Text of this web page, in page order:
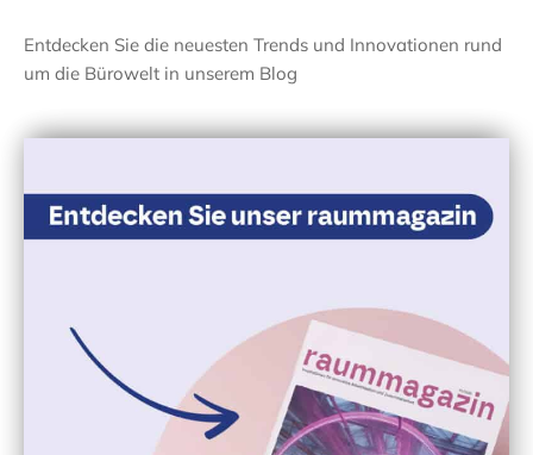
Entdecken Sie die neuesten Trends und Innovationen rund
um die Bürowelt in unserem Blog